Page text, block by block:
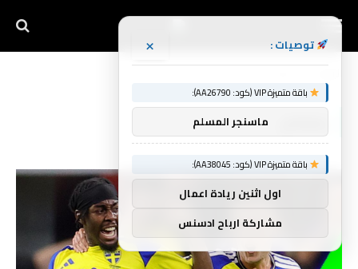
توصيات : ×
باقة متميزة VIP (كود: AA26790):
ماسنجر المسلم
باقة متميزة VIP (كود: AA38045):
اول اثنين ريادة اعمال
مشاركة ارباح ادسنس